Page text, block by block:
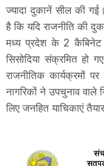
ज्यादा दुकानें सील की
है कि यदि राजनीति की
मध्य प्रदेश के 2 कैबिनेट
सिसोदिया संक्रमित हो
राजनीतिक कार्यक्रमों
नागरिकों ने उपचुनाव
लिए जनहित याचिकाएं